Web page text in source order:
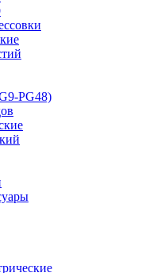
PG48)